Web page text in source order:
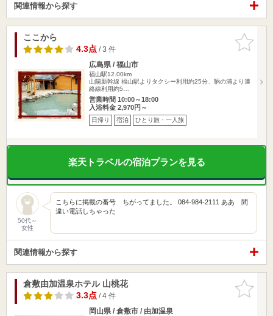
関連情報から探す
お気に入
りに追加
ここから
4.3点/ 3 件
広島県 / 福山市
福山駅12.00km
山陽新幹線 福山駅よりタクシー利用約25分、鞆の浦より連
絡線利用約5…
営業時間 10:00～18:00
入浴料金 2,970円～
日帰り 宿泊 ひとり旅・一人旅
楽天トラベルの宿泊プランを見る
50代～
女性
こちらに掲載の番号 ちがってました。 084-984-2111 ああ 間
違い電話しちゃった
関連情報から探す
お気に入
りに追加
倉敷由加温泉ホテル 山桃花
3.3点/ 4 件
岡山県 / 倉敷市 / 由加温泉